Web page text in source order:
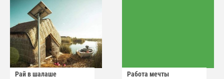
Рай в шалаше Работа мечты